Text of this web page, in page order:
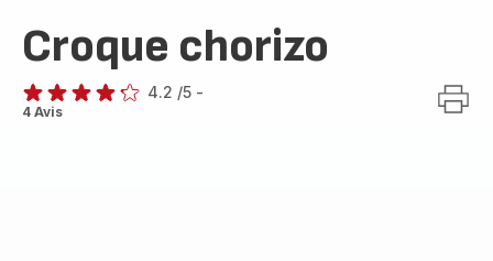
Croque chorizo
ratings.4.2
4.2 /5 -
4 Avis